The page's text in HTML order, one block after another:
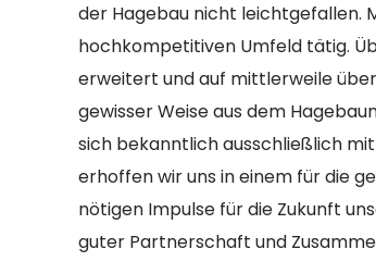
der Hagebau nicht leichtgefallen.
hochkompetitiven Umfeld tätig.
erweitert und auf mittlerweile
gewisser Weise aus dem
sich bekanntlich ausschließlich
erhoffen wir uns in einem für die
nötigen Impulse für die Zukunft
guter Partnerschaft und